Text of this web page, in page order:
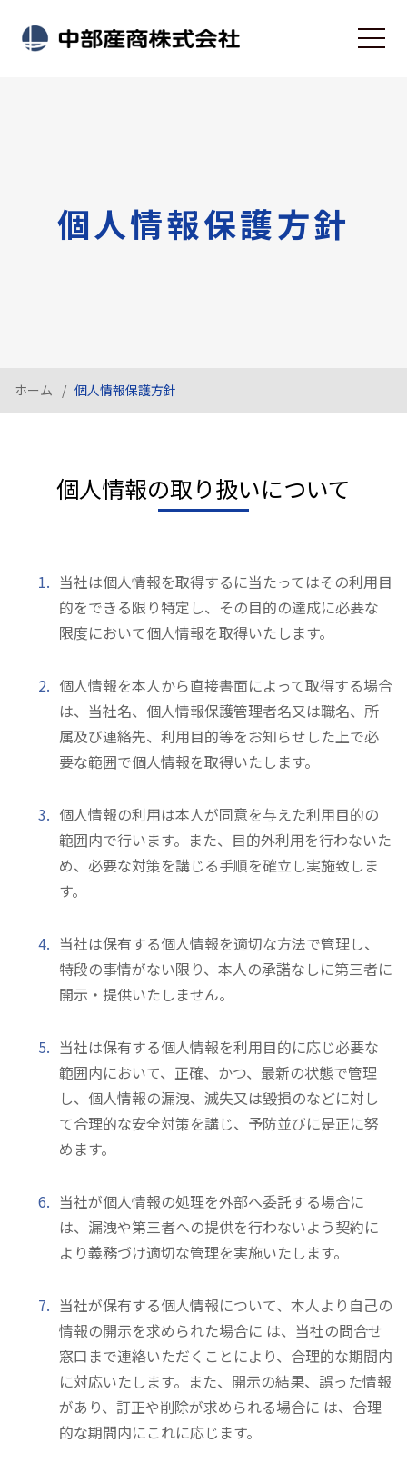
個人情報保護方針
ホーム 個人情報保護方針
個人情報の取り扱いについて
当社は個人情報を取得するに当たってはその利用目
的をできる限り特定し、その目的の達成に必要な
限度において個人情報を取得いたします。
個人情報を本人から直接書面によって取得する場合
は、当社名、個人情報保護管理者名又は職名、所
属及び連絡先、利用目的等をお知らせした上で必
要な範囲で個人情報を取得いたします。
個人情報の利用は本人が同意を与えた利用目的の
範囲内で行います。また、目的外利用を行わないた
め、必要な対策を講じる手順を確立し実施致しま
す。
当社は保有する個人情報を適切な方法で管理し、
特段の事情がない限り、本人の承諾なしに第三者に
開示・提供いたしません。
当社は保有する個人情報を利用目的に応じ必要な
範囲内において、正確、かつ、最新の状態で管理
し、個人情報の漏洩、滅失又は毀損のなどに対し
て合理的な安全対策を講じ、予防並びに是正に努
めます。
当社が個人情報の処理を外部へ委託する場合に
は、漏洩や第三者への提供を行わないよう契約に
より義務づけ適切な管理を実施いたします。
当社が保有する個人情報について、本人より自己の
情報の開示を求められた場合に は、当社の問合せ
窓口まで連絡いただくことにより、合理的な期間内
に対応いたします。また、開示の結果、誤った情報
があり、訂正や削除が求められる場合に は、合理
的な期間内にこれに応じます。